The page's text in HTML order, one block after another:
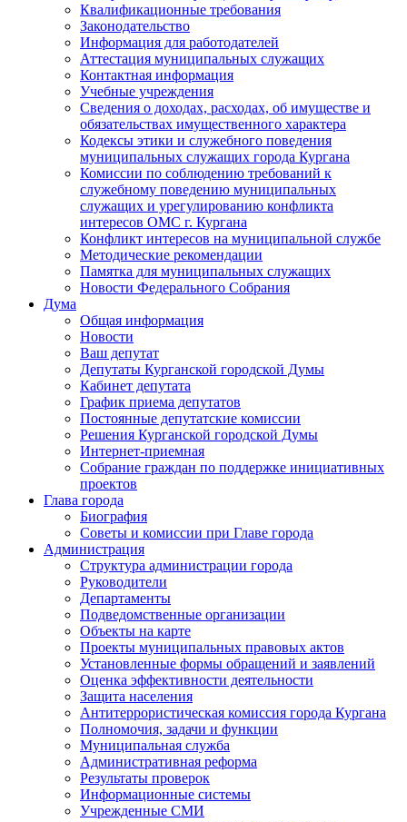
Квалификационные требования
Законодательство
Информация для работодателей
Аттестация муниципальных служащих
Контактная информация
Учебные учреждения
Сведения о доходах, расходах, об имуществе и
обязательствах имущественного характера
Кодексы этики и служебного поведения
муниципальных служащих города Кургана
Комиссии по соблюдению требований к
служебному поведению муниципальных
служащих и урегулированию конфликта
интересов ОМС г. Кургана
Конфликт интересов на муниципальной службе
Методические рекомендации
Памятка для муниципальных служащих
Новости Федерального Cобрания
Дума
Общая информация
Новости
Ваш депутат
Депутаты Курганской городской Думы
Кабинет депутата
График приема депутатов
Постоянные депутатские комиссии
Решения Курганской городской Думы
Интернет-приемная
Собрание граждан по поддержке инициативных
проектов
Глава города
Биография
Советы и комиссии при Главе города
Администрация
Структура администрации города
Руководители
Департаменты
Подведомственные организации
Объекты на карте
Проекты муниципальных правовых актов
Установленные формы обращений и заявлений
Оценка эффективности деятельности
Защита населения
Антитеррористическая комиссия города Кургана
Полномочия, задачи и функции
Муниципальная служба
Административная реформа
Результаты проверок
Информационные системы
Учрежденные СМИ